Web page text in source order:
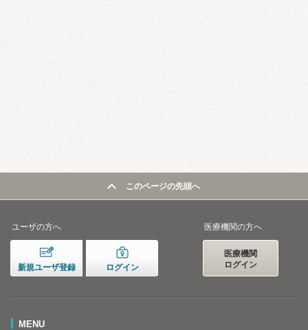
このページの先頭へ
ユーザの方へ
新規ユーザ登録 ログイン
医療機関の方へ
医療機関
ログイン
MENU